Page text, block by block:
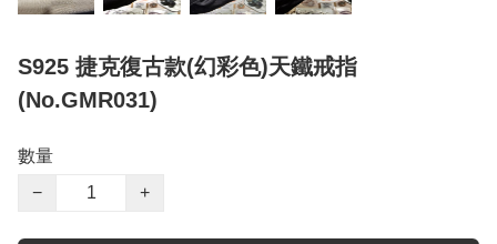
S925 捷克復古款(幻彩色)天鐵戒指
(No.GMR031)
數量
−
+